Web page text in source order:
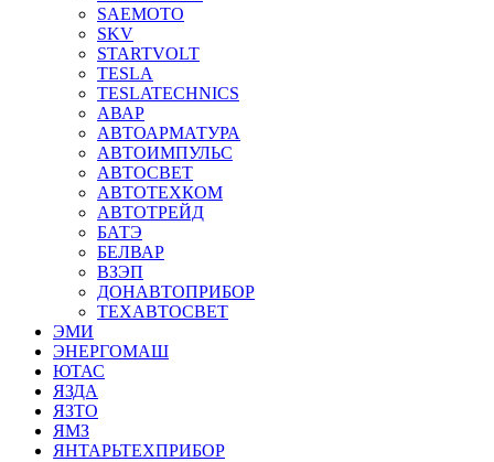
SAEMOTO
SKV
STARTVOLT
TESLA
TESLATECHNICS
АВАР
АВТОАРМАТУРА
АВТОИМПУЛЬС
АВТОСВЕТ
АВТОТЕХКОМ
АВТОТРЕЙД
БАТЭ
БЕЛВАР
ВЗЭП
ДОНАВТОПРИБОР
ТЕХАВТОСВЕТ
ЭМИ
ЭНЕРГОМАШ
ЮТАС
ЯЗДА
ЯЗТО
ЯМЗ
ЯНТАРЬТЕХПРИБОР